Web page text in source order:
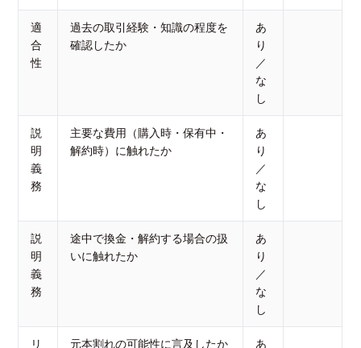
適
合
性
過去の取引経験・知識の程度を
確認したか
あ
り
／
な
し
説
明
義
務
主要な費用（購入時・保有中・
解約時）に触れたか
あ
り
／
な
し
説
明
義
務
途中で換金・解約する場合の扱
いに触れたか
あ
り
／
な
し
リ 元本割れの可能性に言及したか あ